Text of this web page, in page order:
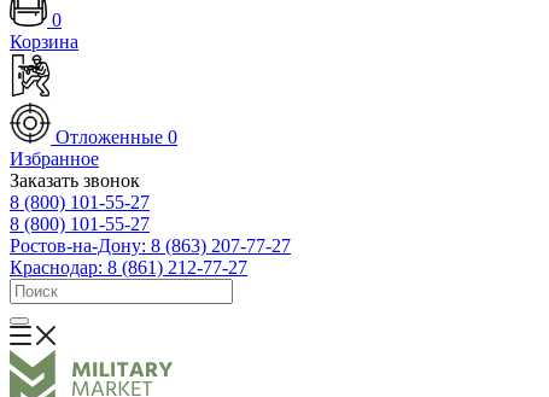
0
Корзина
Отложенные 0
Избранное
Заказать звонок
8 (800) 101-55-27
8 (800) 101-55-27
Ростов-на-Дону: 8 (863) 207-77-27
Краснодар: 8 (861) 212-77-27